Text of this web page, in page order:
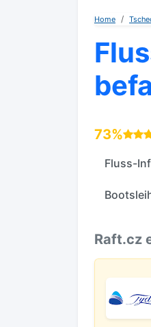
Home
73%
Fluss-
Raft.cz